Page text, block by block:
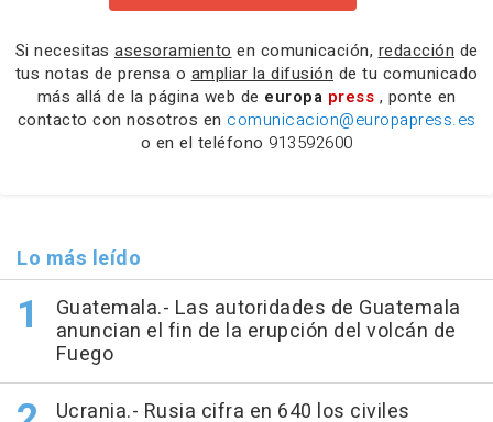
Si necesitas asesoramiento en comunicación, redacción de
tus notas de prensa o ampliar la difusión de tu comunicado
más allá de la página web de europa press , ponte en
contacto con nosotros en comunicacion@europapress.es
o en el teléfono 913592600
Lo más leído
Guatemala.- Las autoridades de Guatemala
anuncian el fin de la erupción del volcán de
Fuego
Ucrania.- Rusia cifra en 640 los civiles